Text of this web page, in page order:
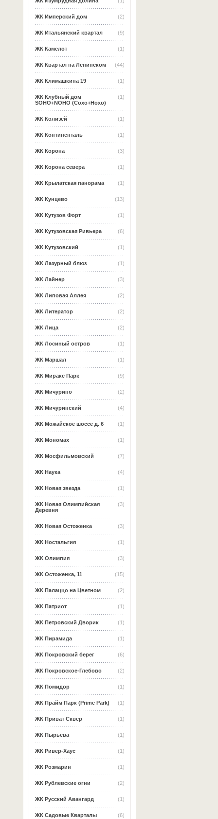
(2)
ЖК Имперский дом
(9)
ЖК Итальянский квартал
(1)
ЖК Камелот
(44)
ЖК Квартал на Ленинском
(1)
ЖК Климашкина 19
(1)
ЖК Клубный дом
SOHO+NOHO (Сохо+Нохо)
(1)
ЖК Колизей
(1)
ЖК Континенталь
(3)
ЖК Корона
(1)
ЖК Корона севера
(1)
ЖК Крылатская панорама
(13)
ЖК Кунцево
(1)
ЖК Кутузов Форт
(6)
ЖК Кутузовская Ривьера
(1)
ЖК Кутузовский
(1)
ЖК Лазурный блюз
(3)
ЖК Лайнер
(2)
ЖК Липовая Аллея
(2)
ЖК Литератор
(2)
ЖК Лица
(1)
ЖК Лосиный остров
(1)
ЖК Маршал
(9)
ЖК Миракс Парк
(2)
ЖК Мичурино
(4)
ЖК Мичуринский
(1)
ЖК Можайское шоссе д. 6
(1)
ЖК Мономах
(7)
ЖК Мосфильмовский
(4)
ЖК Наука
(1)
ЖК Новая звезда
(3)
ЖК Новая Олимпийская
Деревня
(3)
ЖК Новая Остоженка
(1)
ЖК Ностальгия
(3)
ЖК Олимпия
(15)
ЖК Остоженка, 11
(2)
ЖК Палаццо на Цветном
(1)
ЖК Патриот
(1)
ЖК Петровский Дворик
(1)
ЖК Пирамида
(6)
ЖК Покровский берег
(2)
ЖК Покровское-Глебово
(1)
ЖК Помидор
(1)
ЖК Прайм Парк (Prime Park)
(1)
ЖК Приват Сквер
(1)
ЖК Пырьева
(1)
ЖК Ривер-Хаус
(1)
ЖК Розмарин
(2)
ЖК Рублевские огни
(1)
ЖК Русский Авангард
(6)
ЖК Садовые Кварталы